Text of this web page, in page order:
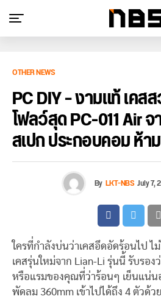
OTHER NEWS
PC DIY – งามแท้ เคส
โฟลว์สุด PC-011 Air
สเปก ประกอบคอม ห้า
By LKT-NBSJuly 7,
ใครที่กำลังบ่นว่าเคสอึดอัดร้อนไป ไ
เคสรุ่นใหม่จาก Lian-Li รุ่นนี้ รับรอง
หรือแรมของคุณที่ว่าร้อนๆ เย็นแน่น
พัดลม 360mm เข้าไปได้ถึง 4 ตัวด้ว